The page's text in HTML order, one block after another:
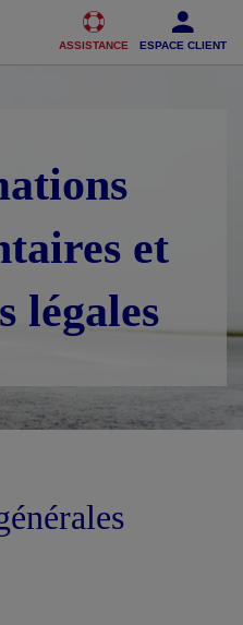
au Pied de page
ASSISTANCE ESPACE CLIENT
et
légales